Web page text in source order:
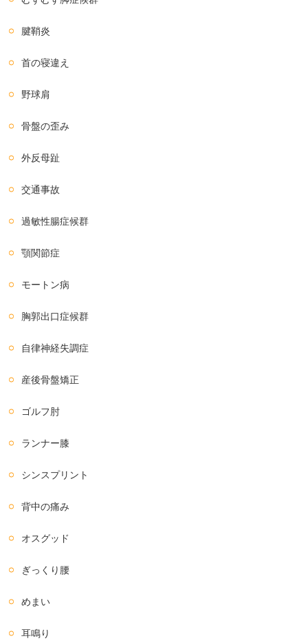
腱鞘炎
首の寝違え
野球肩
骨盤の歪み
外反母趾
交通事故
過敏性腸症候群
顎関節症
モートン病
胸郭出口症候群
自律神経失調症
産後骨盤矯正
ゴルフ肘
ランナー膝
シンスプリント
背中の痛み
オスグッド
ぎっくり腰
めまい
耳鳴り